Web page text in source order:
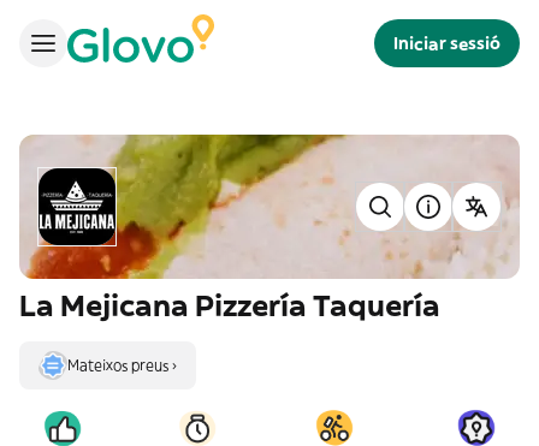
Iniciar sessió
La Mejicana Pizzería Taquería
Mateixos preus ›